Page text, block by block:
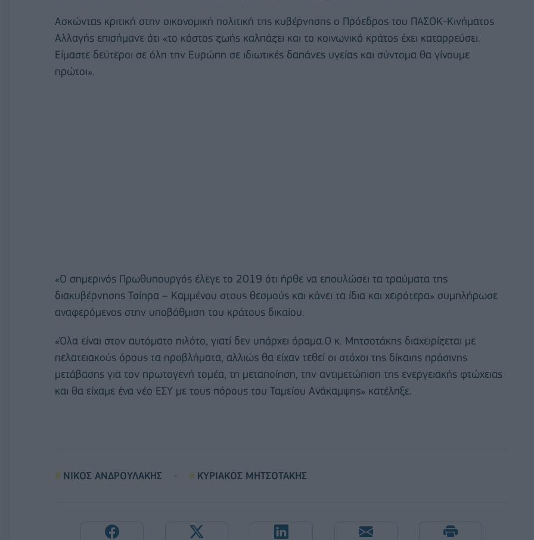
Ασκώντας κριτική στην οικονομική πολιτική της κυβέρνησης ο Πρόεδρος του ΠΑΣΟΚ-Κινήματος
Αλλαγής επισήμανε ότι «το κόστος ζωής καλπάζει και το κοινωνικό κράτος έχει καταρρεύσει.
Είμαστε δεύτεροι σε όλη την Ευρώπη σε ιδιωτικές δαπάνες υγείας και σύντομα θα γίνουμε
πρώτοι».
«Ο σημερινός Πρωθυπουργός έλεγε το 2019 ότι ήρθε να επουλώσει τα τραύματα της
διακυβέρνησης Τσίπρα – Καμμένου στους θεσμούς και κάνει τα ίδια και χειρότερα» συμπλήρωσε
αναφερόμενος στην υποβάθμιση του κράτους δικαίου.
«Όλα είναι στον αυτόματο πιλότο, γιατί δεν υπάρχει όραμα.Ο κ. Μητσοτάκης διαχειρίζεται με
πελατειακούς όρους τα προβλήματα, αλλιώς θα είχαν τεθεί οι στόχοι της δίκαιης πράσινης
μετάβασης για τον πρωτογενή τομέα, τη μεταποίηση, την αντιμετώπιση της ενεργειακής φτώχειας
και θα είχαμε ένα νέο ΕΣΥ με τους πόρους του Ταμείου Ανάκαμψης» κατέληξε.
ΝΙΚΟΣ ΑΝΔΡΟΥΛΑΚΗΣ ΚΥΡΙΑΚΟΣ ΜΗΤΣΟΤΑΚΗΣ